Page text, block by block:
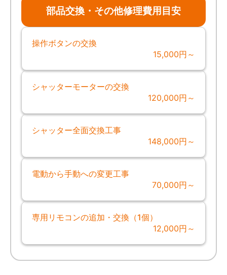
部品交換・その他修理費用目安
操作ボタンの交換
15,000円～
シャッターモーターの交換
120,000円～
シャッター全面交換工事
148,000円～
電動から手動への変更工事
70,000円～
専用リモコンの追加・交換（1個）
12,000円～